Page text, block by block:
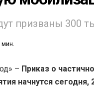
призваны 300
– Приказ о
начнутся сегодня,